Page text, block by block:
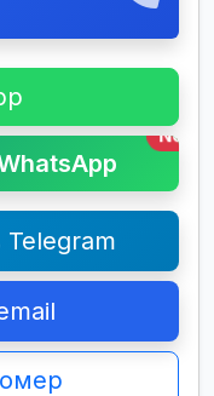
New